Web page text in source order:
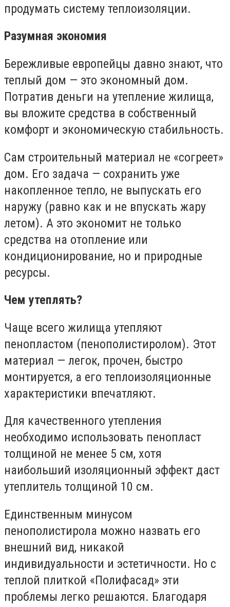
продумать систему теплоизоляции.
Разумная экономия
Бережливые европейцы давно знают, что
теплый дом — это экономный дом.
Потратив деньги на утепление жилища,
вы вложите средства в собственный
комфорт и экономическую стабильность.
Сам строительный материал не «согреет»
дом. Его задача — сохранить уже
накопленное тепло, не выпускать его
наружу (равно как и не впускать жару
летом). А это экономит не только
средства на отопление или
кондиционирование, но и природные
ресурсы.
Чем утеплять?
Чаще всего жилища утепляют
пенопластом (пенополистиролом). Этот
материал — легок, прочен, быстро
монтируется, а его теплоизоляционные
характеристики впечатляют.
Для качественного утепления
необходимо использовать пенопласт
толщиной не менее 5 см, хотя
наибольший изоляционный эффект даст
утеплитель толщиной 10 см.
Единственным минусом
пенополистирола можно назвать его
внешний вид, никакой
индивидуальности и эстетичности. Но с
теплой плиткой «Полифасад» эти
проблемы легко решаются. Благодаря